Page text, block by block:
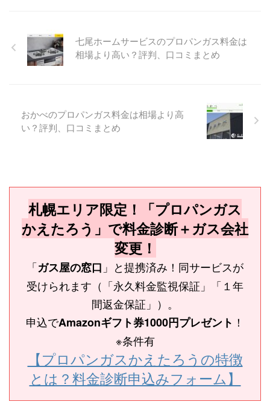
七尾ホームサービスのプロパンガス料金は
相場より高い？評判、口コミまとめ
おかべのプロパンガス料金は相場より高
い？評判、口コミまとめ
札幌エリア限定！「プロパンガス
かえたろう」で料金診断＋ガス会社
変更！
「ガス屋の窓口 」と提携済み！同サービスが
受けられます（「永久料金監視保証」「１年
間返金保証」）。
申込でAmazonギフト券1000円プレゼント ！
※条件有
【プロパンガスかえたろうの特徴
とは？料金診断申込みフォーム】